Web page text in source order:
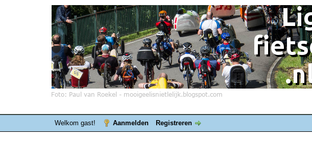
Welkom gast! Aanmelden Registreren